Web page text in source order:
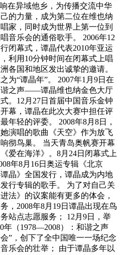
在异域他乡，为传播交流中华
的力量，成为第二位在维也纳
家，同时成为世界上第一位到
音乐会的通俗歌手。 2006年12
闭幕式，谭晶代表2010年亚运
利用10分钟时间在闭幕式上唱
各国和地区发出诚挚的邀请。
为“谭晶年”。 2007年1月9日在
谐之声――谭晶维也纳金色大厅
。12月27日首届中国音乐金钟
幕，谭晶在此次大赛中担任评
年轻的评委。 2008年8月8日，
演唱的歌曲《天空》作为放飞
彻鸟巢。 当天青岛奥帆赛开幕
爱在海洋》。8月24日闭幕式上
年8月16日奥运专辑《北京
晶》全国发行，谭晶成为内地
行专辑的歌手。 为了对自己关
法》的议案能有更多的体会，
，2008年8月19日谭晶出现在鸟
站点志愿服务； 12月9日，举
年（1978—2008）：和谐之声
”，创下了全中国唯一一场纪念
乐会的壮举； 由于谭晶多年以